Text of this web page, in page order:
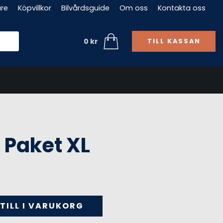
Köpvillkor Bilvårdsguide Om oss Kontakta oss
0 kr TILL KASSAN
XL
I VARUKORG